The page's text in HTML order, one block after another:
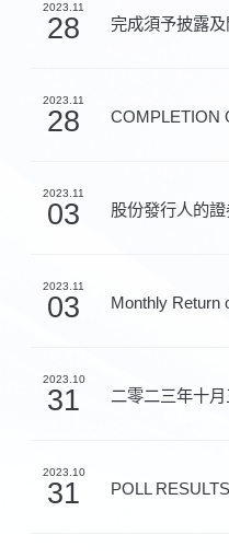
2023.11
28
2023.11
28
2023.11
03 股份發行人的
2023.11
03 Monthly Return
2023.10
31 二零二三年十
2023.10
31